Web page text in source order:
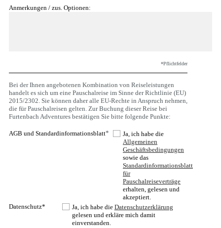
Anmerkungen / zus. Optionen:
*Pflichtfelder
Bei der Ihnen angebotenen Kombination von Reiseleistungen
handelt es sich um eine Pauschalreise im Sinne der Richtlinie (EU)
2015/2302. Sie können daher alle EU-Rechte in Anspruch nehmen,
die für Pauschalreisen gelten. Zur Buchung dieser Reise bei
Furtenbach Adventures bestätigen Sie bitte folgende Punkte:
AGB und Standardinformationsblatt*
Ja, ich habe die
Allgemeinen
Geschäftsbedingungen
sowie das
Standardinformationsblatt
für
Pauschalreiseverträge
erhalten, gelesen und
akzeptiert.
Datenschutz*
Ja, ich habe die Datenschutzerklärung
gelesen und erkläre mich damit
einverstanden.